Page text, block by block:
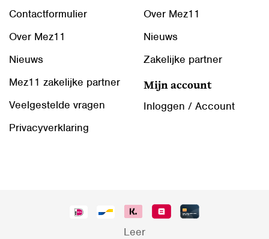
Contactformulier
Over Mez11
Nieuws
Mez11 zakelijke partner
Veelgestelde vragen
Privacyverklaring
Over Mez11
Nieuws
Zakelijke partner
Mijn account
Inloggen / Account
Leer